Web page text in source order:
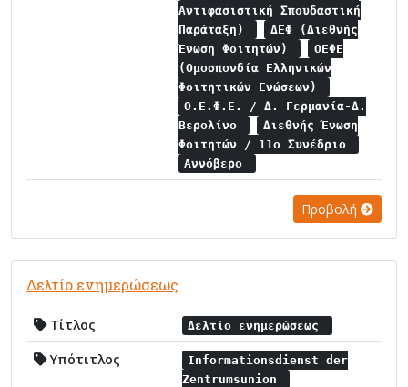
Αντιφασιστική Σπουδαστική
Παράταξη)
ΔΕΦ (Διεθνής
Ένωση Φοιτητών)
ΟΕΦΕ
(Ομοσπονδία Ελληνικών
Φοιτητικών Ενώσεων)
Ο.Ε.Φ.Ε. / Δ. Γερμανία-Δ.
Βερολίνο
Διεθνής Ένωση
Φοιτητών / 11ο Συνέδριο
Αννόβερο
Προβολή
Δελτίο ενημερώσεως
Τίτλος Δελτίο ενημερώσεως
Υπότιτλος
Informationsdienst der
Zentrumsunion